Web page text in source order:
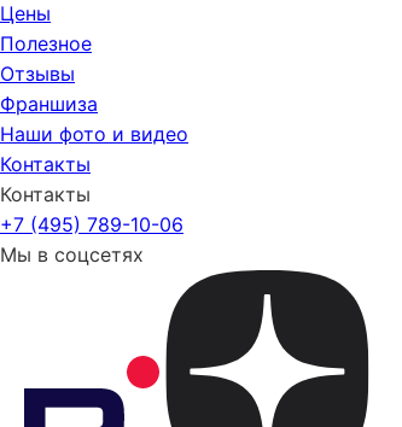
Цены
Полезное
Отзывы
Франшиза
Наши фото и видео
Контакты
Контакты
+7 (495) 789-10-06
Мы в соцсетях